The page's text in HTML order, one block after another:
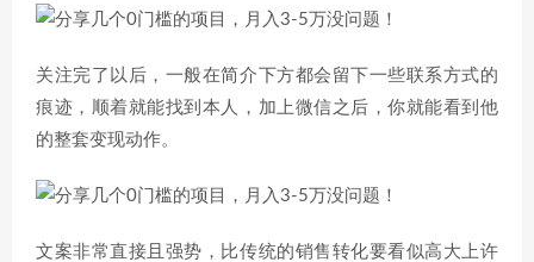
关注完了以后，一般在简介下方都会留下一些联系方式的
痕迹，顺着就能找到本人，加上微信之后，你就能看到他
的整套变现动作。
文案非常直接且强势，比传统的销售转化要看似高大上许